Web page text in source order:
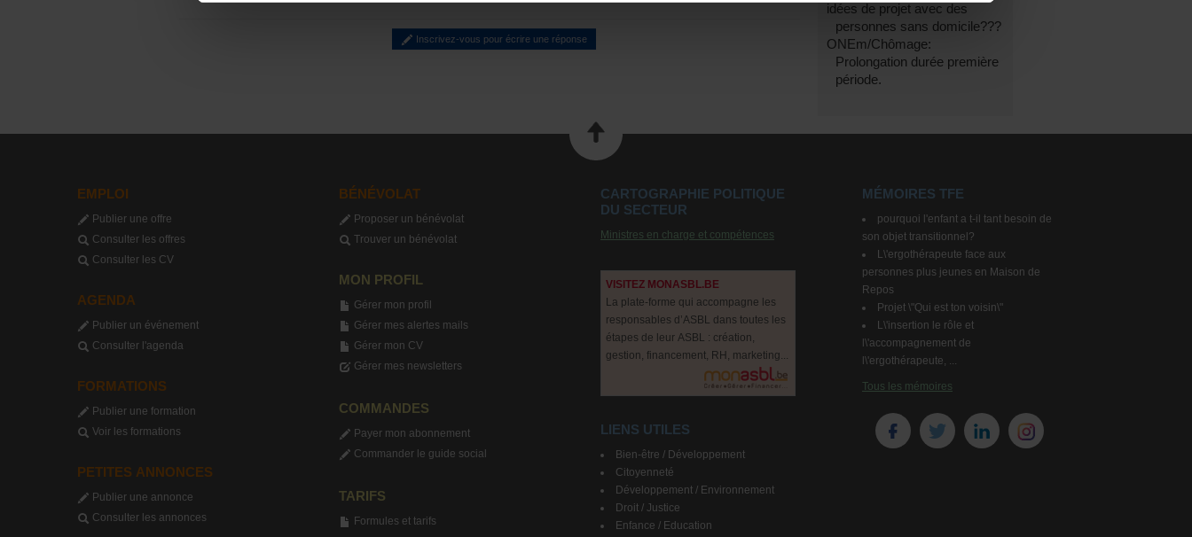
Inscrivez-vous pour écrire une réponse
idées de projet avec des
personnes sans domicile???
ONEm/Chômage:
Prolongation durée première
période.
EMPLOI
Publier une offre
Consulter les offres
Consulter les CV
AGENDA
Publier un événement
Consulter l'agenda
FORMATIONS
Publier une formation
Voir les formations
PETITES ANNONCES
Publier une annonce
Consulter les annonces
BÉNÉVOLAT
Proposer un bénévolat
Trouver un bénévolat
MON PROFIL
Gérer mon profil
Gérer mes alertes mails
Gérer mon CV
Gérer mes newsletters
COMMANDES
Payer mon abonnement
Commander le guide social
TARIFS
Formules et tarifs
CARTOGRAPHIE POLITIQUE
DU SECTEUR
Ministres en charge et compétences
VISITEZ MONASBL.BE
La plate-forme qui accompagne les
responsables d’ASBL dans toutes les
étapes de leur ASBL : création,
gestion, financement, RH, marketing...
LIENS UTILES
Bien-être / Développement
Citoyenneté
Développement / Environnement
Droit / Justice
Enfance / Education
MÉMOIRES TFE
pourquoi l'enfant a t-il tant besoin de
son objet transitionnel?
L\'ergothérapeute face aux
personnes plus jeunes en Maison de
Repos
Projet \"Qui est ton voisin\"
L\'insertion le rôle et
l\'accompagnement de
l\'ergothérapeute, ...
Tous les mémoires